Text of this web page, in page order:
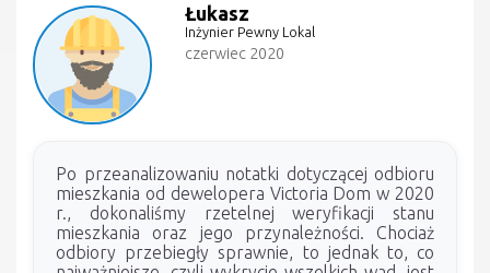
Łukasz
Inżynier Pewny Lokal
czerwiec 2020
Po przeanalizowaniu notatki dotyczącej odbioru
mieszkania od dewelopera Victoria Dom w 2020
r., dokonaliśmy rzetelnej weryfikacji stanu
mieszkania oraz jego przynależności. Chociaż
odbiory przebiegły sprawnie, to jednak to, co